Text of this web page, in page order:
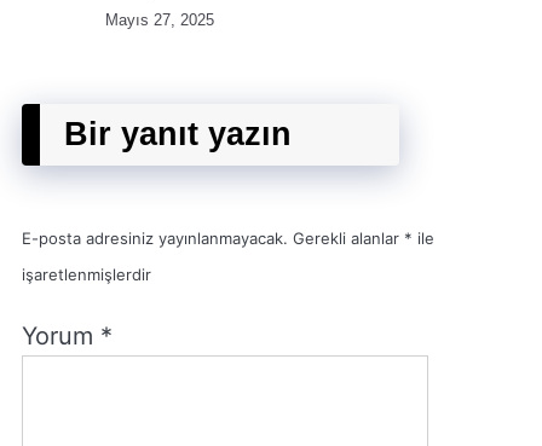
Mayıs 27, 2025
Bir yanıt yazın
E-posta adresiniz yayınlanmayacak. Gerekli alanlar * ile
işaretlenmişlerdir
Yorum *